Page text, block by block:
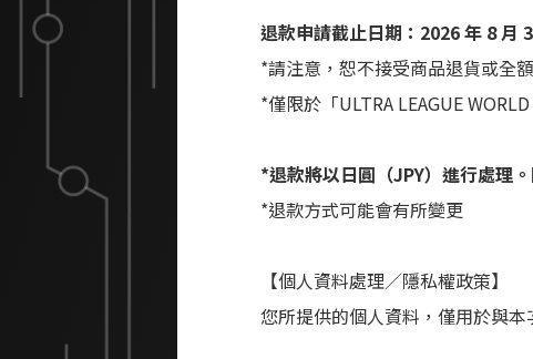
退款申請截止日期：2026 年 8 月
*請注意，恕不接受商品退貨或全
*僅限於「ULTRA LEAGUE
*退款將以日圓（JPY）進行處理
*退款方式可能會有所變更
【個人資料處理／隱私權政策】
您所提供的個人資料，僅用於與